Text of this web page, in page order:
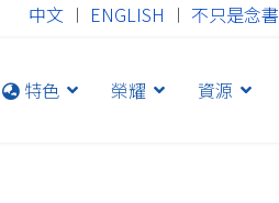
中文 ︱ ENGLISH ︱ 不只是念書
特色 榮耀 資源